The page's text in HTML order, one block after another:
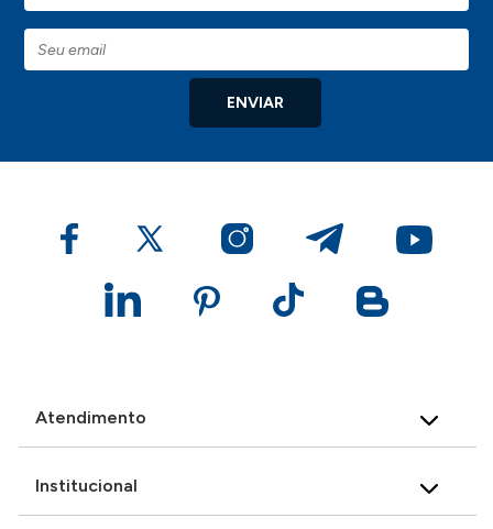
ENVIAR
Atendimento
Institucional